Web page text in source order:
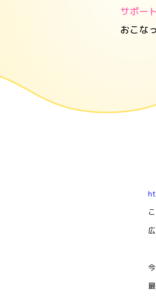
サポー
おこな